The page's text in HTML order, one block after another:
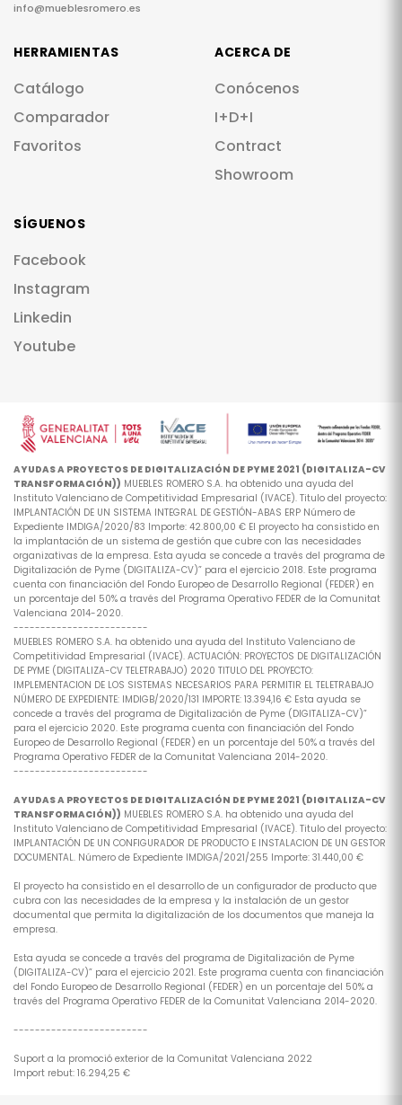
info@mueblesromero.es
HERRAMIENTAS
Catálogo
Comparador
Favoritos
ACERCA DE
Conócenos
I+D+I
Contract
Showroom
SÍGUENOS
Facebook
Instagram
Linkedin
Youtube
AYUDAS A PROYECTOS DE DIGITALIZACIÓN DE PYME 2021 (DIGITALIZA-CV
TRANSFORMACIÓN)) MUEBLES ROMERO S.A. ha obtenido una ayuda del
Instituto Valenciano de Competitividad Empresarial (IVACE). Titulo del proyecto:
IMPLANTACIÓN DE UN SISTEMA INTEGRAL DE GESTIÓN-ABAS ERP Número de
Expediente IMDIGA/2020/83 Importe: 42.800,00 € El proyecto ha consistido en
la implantación de un sistema de gestión que cubre con las necesidades
organizativas de la empresa. Esta ayuda se concede a través del programa de
Digitalización de Pyme (DIGITALIZA-CV)” para el ejercicio 2018. Este programa
cuenta con financiación del Fondo Europeo de Desarrollo Regional (FEDER) en
un porcentaje del 50% a través del Programa Operativo FEDER de la Comunitat
Valenciana 2014-2020.
-------------------------
MUEBLES ROMERO S.A. ha obtenido una ayuda del Instituto Valenciano de
Competitividad Empresarial (IVACE). ACTUACIÓN: PROYECTOS DE DIGITALIZACIÓN
DE PYME (DIGITALIZA-CV TELETRABAJO) 2020 TITULO DEL PROYECTO:
IMPLEMENTACION DE LOS SISTEMAS NECESARIOS PARA PERMITIR EL TELETRABAJO
NÚMERO DE EXPEDIENTE: IMDIGB/2020/131 IMPORTE: 13.394,16 € Esta ayuda se
concede a través del programa de Digitalización de Pyme (DIGITALIZA-CV)”
para el ejercicio 2020. Este programa cuenta con financiación del Fondo
Europeo de Desarrollo Regional (FEDER) en un porcentaje del 50% a través del
Programa Operativo FEDER de la Comunitat Valenciana 2014-2020.
-------------------------
AYUDAS A PROYECTOS DE DIGITALIZACIÓN DE PYME 2021 (DIGITALIZA-CV
TRANSFORMACIÓN)) MUEBLES ROMERO S.A. ha obtenido una ayuda del
Instituto Valenciano de Competitividad Empresarial (IVACE). Titulo del proyecto:
IMPLANTACIÓN DE UN CONFIGURADOR DE PRODUCTO E INSTALACION DE UN GESTOR
DOCUMENTAL. Número de Expediente IMDIGA/2021/255 Importe: 31.440,00 €
El proyecto ha consistido en el desarrollo de un configurador de producto que
cubra con las necesidades de la empresa y la instalación de un gestor
documental que permita la digitalización de los documentos que maneja la
empresa.
Esta ayuda se concede a través del programa de Digitalización de Pyme
(DIGITALIZA-CV)” para el ejercicio 2021. Este programa cuenta con financiación
del Fondo Europeo de Desarrollo Regional (FEDER) en un porcentaje del 50% a
través del Programa Operativo FEDER de la Comunitat Valenciana 2014-2020.
-------------------------
Suport a la promoció exterior de la Comunitat Valenciana 2022
Import rebut: 16.294,25 €